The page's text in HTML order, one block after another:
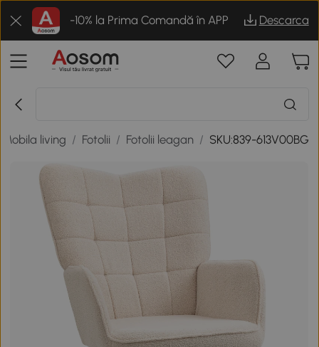
-10% la Prima Comandă în APP Descarca
Mobila living / Fotolii / Fotolii leagan / SKU:839-613V00BG